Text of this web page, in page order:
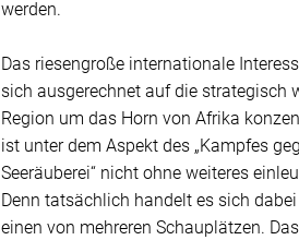
werden.
Das riesengroße internationale
sich ausgerechnet auf die strategisch
Region um das Horn von Afrika
ist unter dem Aspekt des „Kampfes
Seeräuberei“ nicht ohne weiteres
Denn tatsächlich handelt es sich
einen von mehreren Schauplätzen. Das